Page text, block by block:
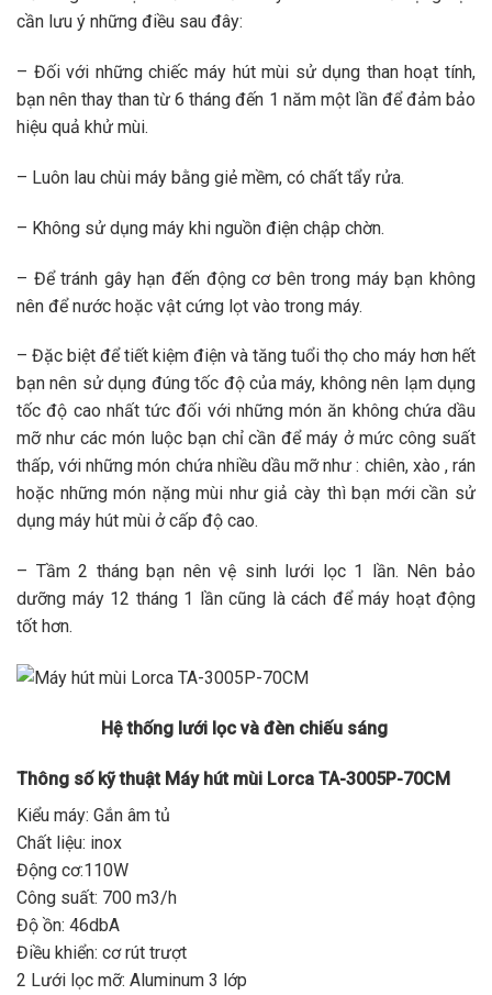
cần lưu ý những điều sau đây:
– Đối với những chiếc máy hút mùi sử dụng than hoạt tính,
bạn nên thay than từ 6 tháng đến 1 năm một lần để đảm bảo
hiệu quả khử mùi.
– Luôn lau chùi máy bằng giẻ mềm, có chất tẩy rửa.
– Không sử dụng máy khi nguồn điện chập chờn.
– Để tránh gây hạn đến động cơ bên trong máy bạn không
nên để nước hoặc vật cứng lọt vào trong máy.
– Đặc biệt để tiết kiệm điện và tăng tuổi thọ cho máy hơn hết
bạn nên sử dụng đúng tốc độ của máy, không nên lạm dụng
tốc độ cao nhất tức đối với những món ăn không chứa dầu
mỡ như các món luộc bạn chỉ cần để máy ở mức công suất
thấp, với những món chứa nhiều dầu mỡ như : chiên, xào , rán
hoặc những món nặng mùi như giả cày thì bạn mới cần sử
dụng máy hút mùi ở cấp độ cao.
– Tầm 2 tháng bạn nên vệ sinh lưới lọc 1 lần. Nên bảo
dưỡng máy 12 tháng 1 lần cũng là cách để máy hoạt động
tốt hơn.
Hệ thống lưới lọc và đèn chiếu sáng
Thông số kỹ thuật Máy hút mùi Lorca TA-3005P-70CM
Kiểu máy: Gắn âm tủ
Chất liệu: inox
Động cơ:110W
Công suất: 700 m3/h
Độ ồn: 46dbA
Điều khiển: cơ rút trượt
2 Lưới lọc mỡ: Aluminum 3 lớp